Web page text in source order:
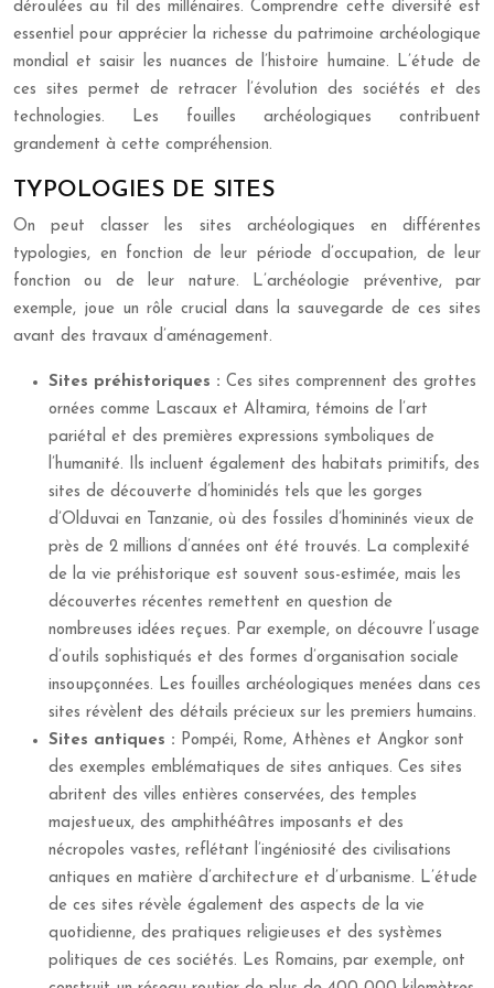
déroulées au fil des millénaires. Comprendre cette diversité est
essentiel pour apprécier la richesse du patrimoine archéologique
mondial et saisir les nuances de l’histoire humaine. L’étude de
ces sites permet de retracer l’évolution des sociétés et des
technologies. Les fouilles archéologiques contribuent
grandement à cette compréhension.
TYPOLOGIES DE SITES
On peut classer les sites archéologiques en différentes
typologies, en fonction de leur période d’occupation, de leur
fonction ou de leur nature. L’archéologie préventive, par
exemple, joue un rôle crucial dans la sauvegarde de ces sites
avant des travaux d’aménagement.
Sites préhistoriques : Ces sites comprennent des grottes
ornées comme Lascaux et Altamira, témoins de l’art
pariétal et des premières expressions symboliques de
l’humanité. Ils incluent également des habitats primitifs, des
sites de découverte d’hominidés tels que les gorges
d’Olduvai en Tanzanie, où des fossiles d’homininés vieux de
près de 2 millions d’années ont été trouvés. La complexité
de la vie préhistorique est souvent sous-estimée, mais les
découvertes récentes remettent en question de
nombreuses idées reçues. Par exemple, on découvre l’usage
d’outils sophistiqués et des formes d’organisation sociale
insoupçonnées. Les fouilles archéologiques menées dans ces
sites révèlent des détails précieux sur les premiers humains.
Sites antiques : Pompéi, Rome, Athènes et Angkor sont
des exemples emblématiques de sites antiques. Ces sites
abritent des villes entières conservées, des temples
majestueux, des amphithéâtres imposants et des
nécropoles vastes, reflétant l’ingéniosité des civilisations
antiques en matière d’architecture et d’urbanisme. L’étude
de ces sites révèle également des aspects de la vie
quotidienne, des pratiques religieuses et des systèmes
politiques de ces sociétés. Les Romains, par exemple, ont